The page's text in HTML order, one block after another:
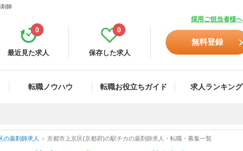
剤師
採用ご担当者様へ
最近見た求人
0
保存した求人
0
無料登録
転職ノウハウ 転職お役立ちガイド 求人ランキング
の薬剤師求人 京都市上京区(京都府)の駅チカの薬剤師求人・転職・募集一覧